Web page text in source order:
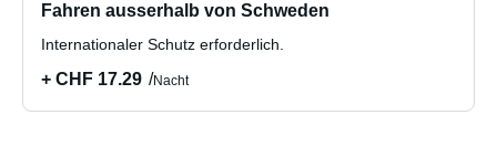
Fahren ausserhalb von Schweden
Internationaler Schutz erforderlich.
+ CHF 17.29 Nacht